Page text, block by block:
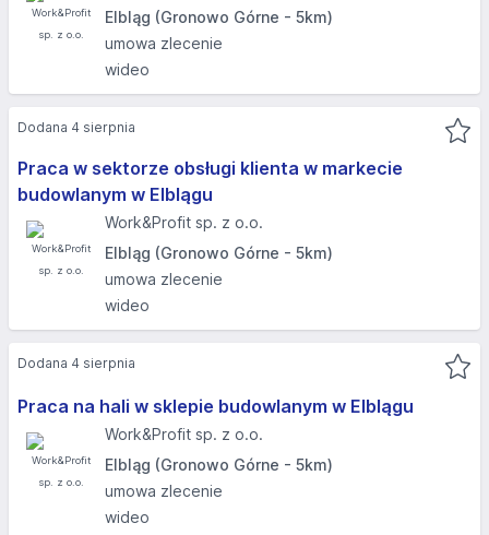
Elbląg (Gronowo Górne - 5km)
umowa zlecenie
wideo
Praca w sektorze obsługi klienta w markecie
budowlanym w Elblągu
Work&Profit sp. z o.o.
Elbląg (Gronowo Górne - 5km)
umowa zlecenie
wideo
Dodana 4 sierpnia
Praca na hali w sklepie budowlanym w Elblągu
Work&Profit sp. z o.o.
Elbląg (Gronowo Górne - 5km)
umowa zlecenie
wideo
Dodana 4 sierpnia